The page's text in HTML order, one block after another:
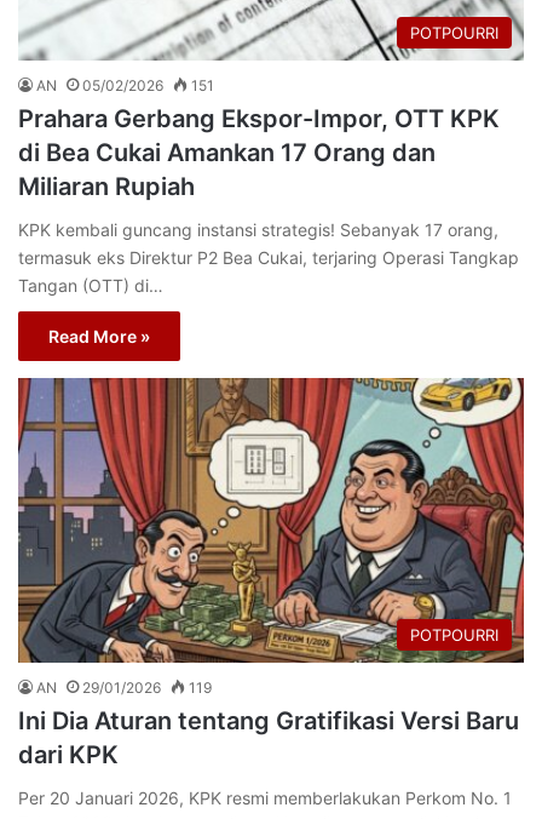
POTPOURRI
AN 05/02/2026 151
Prahara Gerbang Ekspor-Impor, OTT KPK
di Bea Cukai Amankan 17 Orang dan
Miliaran Rupiah
KPK kembali guncang instansi strategis! Sebanyak 17 orang,
termasuk eks Direktur P2 Bea Cukai, terjaring Operasi Tangkap
Tangan (OTT) di…
Read More »
POTPOURRI
AN 29/01/2026 119
Ini Dia Aturan tentang Gratifikasi Versi Baru
dari KPK
Per 20 Januari 2026, KPK resmi memberlakukan Perkom No. 1